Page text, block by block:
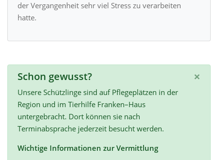
der Vergangenheit sehr viel Stress zu verarbeiten
hatte.
×
Schon gewusst?
Unsere Schützlinge sind auf Pflegeplätzen in der
Region und im Tierhilfe Franken–Haus
untergebracht. Dort können sie nach
Terminabsprache jederzeit besucht werden.
Wichtige Informationen zur Vermittlung